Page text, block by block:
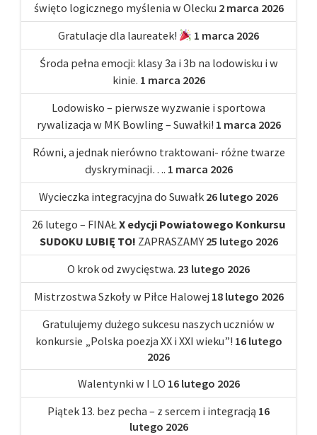
święto logicznego myślenia w Olecku 2 marca 2026
Gratulacje dla laureatek!
1 marca 2026
Środa pełna emocji: klasy 3a i 3b na lodowisku i w
kinie. 1 marca 2026
Lodowisko – pierwsze wyzwanie i sportowa
rywalizacja w MK Bowling – Suwałki! 1 marca 2026
Równi, a jednak nierówno traktowani- różne twarze
dyskryminacji…. 1 marca 2026
Wycieczka integracyjna do Suwałk 26 lutego 2026
26 lutego – FINAŁX edycji Powiatowego Konkursu
SUDOKU LUBIĘ TO! ZAPRASZAMY 25 lutego 2026
O krok od zwycięstwa. 23 lutego 2026
Mistrzostwa Szkoły w Piłce Halowej 18 lutego 2026
Gratulujemy dużego sukcesu naszych uczniów w
konkursie „Polska poezja XX i XXI wieku”! 16 lutego
2026
Walentynki w I LO 16 lutego 2026
Piątek 13. bez pecha – z sercem i integracją 16
lutego 2026